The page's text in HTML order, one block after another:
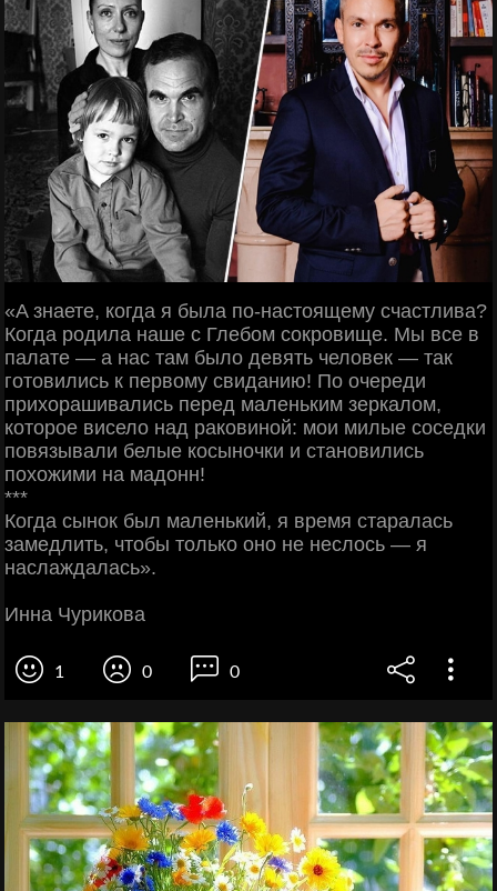
«A знаете, когда я была по-настоящему счастлива?
Когда родила наше c Глебом сокровище. Мы все в
палате — a нас там было девять человек — так
готовились к первому свиданию! По очереди
прихорашивались перед маленьким зеркалом,
которое висело над раковиной: мои милые соседки
повязывали белые косыночки и становились
похожими на мадонн!
***
Когда сынок был маленький, я время старалась
замедлить, чтобы только оно не неслось — я
наслаждалась».
Инна Чурикова
1 0 0